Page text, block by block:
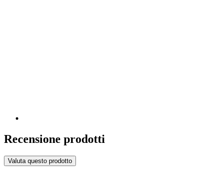
Recensione prodotti
Valuta questo prodotto